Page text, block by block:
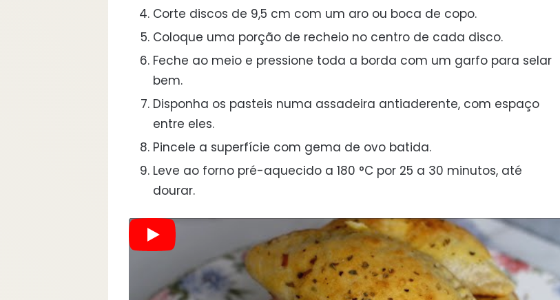
Corte discos de 9,5 cm com um aro ou boca de copo.
Coloque uma porção de recheio no centro de cada disco.
Feche ao meio e pressione toda a borda com um garfo para selar
bem.
Disponha os pasteis numa assadeira antiaderente, com espaço
entre eles.
Pincele a superfície com gema de ovo batida.
Leve ao forno pré-aquecido a 180 °C por 25 a 30 minutos, até
dourar.